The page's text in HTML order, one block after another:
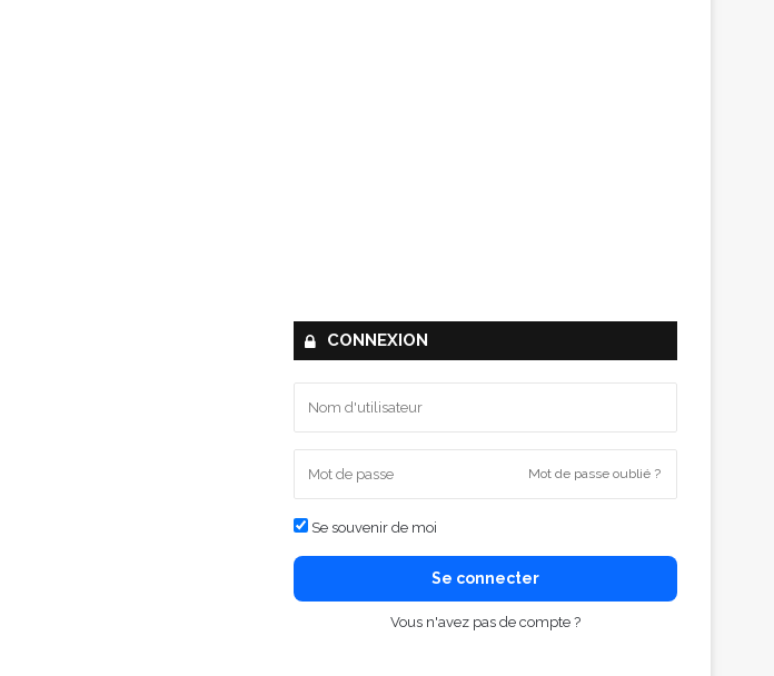
CONNEXION
Mot de passe oublié ?
Se souvenir de moi
Se connecter
Vous n'avez pas de compte ?